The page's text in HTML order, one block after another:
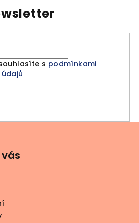
s podmínkami